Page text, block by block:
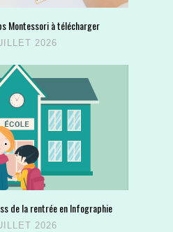
Montessori à télécharger
2026
de la rentrée en Infographie
2026